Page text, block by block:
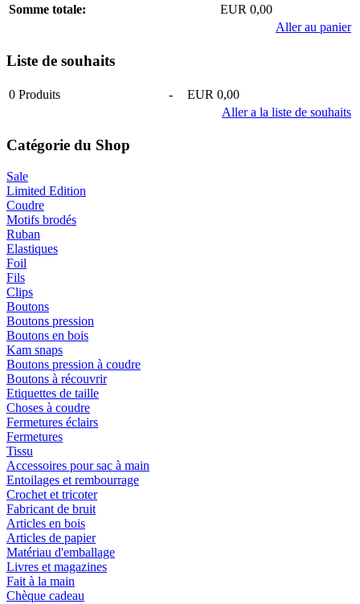
Somme totale:
EUR 0,00
Aller au panier
Liste de souhaits
0 Produits -
EUR 0,00
Aller a la liste de souhaits
Catégorie du Shop
Sale
Limited Edition
Coudre
Motifs brodés
Ruban
Elastiques
Foil
Fils
Clips
Boutons
Boutons pression
Boutons en bois
Kam snaps
Boutons pression à coudre
Boutons à récouvrir
Etiquettes de taille
Choses à coudre
Fermetures éclairs
Fermetures
Tissu
Accessoires pour sac à main
Entoilages et rembourrage
Crochet et tricoter
Fabricant de bruit
Articles en bois
Articles de papier
Matériau d'emballage
Livres et magazines
Fait à la main
Chèque cadeau